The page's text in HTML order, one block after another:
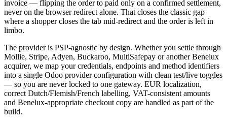
invoice — flipping the order to paid only on a confirmed settlement,
never on the browser redirect alone. That closes the classic gap
where a shopper closes the tab mid-redirect and the order is left in
limbo.
The provider is PSP-agnostic by design. Whether you settle through
Mollie, Stripe, Adyen, Buckaroo, MultiSafepay or another Benelux
acquirer, we map your credentials, endpoints and method identifiers
into a single Odoo provider configuration with clean test/live toggles
— so you are never locked to one gateway. EUR localization,
correct Dutch/Flemish/French labelling, VAT-consistent amounts
and Benelux-appropriate checkout copy are handled as part of the
build.